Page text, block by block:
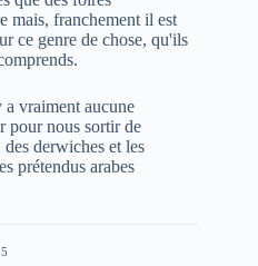
mais, franchement il est
ce genre de chose, qu'ils
a vraiment aucune
pour nous sortir de
derwiches et les
prétendus arabes